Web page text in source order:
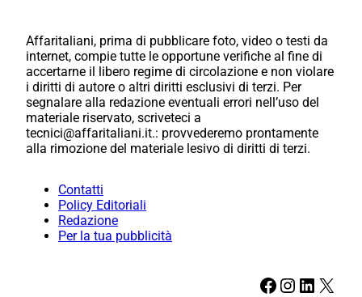
Affaritaliani, prima di pubblicare foto, video o testi da
internet, compie tutte le opportune verifiche al fine di
accertarne il libero regime di circolazione e non violare
i diritti di autore o altri diritti esclusivi di terzi. Per
segnalare alla redazione eventuali errori nell’uso del
materiale riservato, scriveteci a
tecnici@affaritaliani.it.: provvederemo prontamente
alla rimozione del materiale lesivo di diritti di terzi.
Contatti
Policy Editoriali
Redazione
Per la tua pubblicità
Facebook Instagram LinkedIn X